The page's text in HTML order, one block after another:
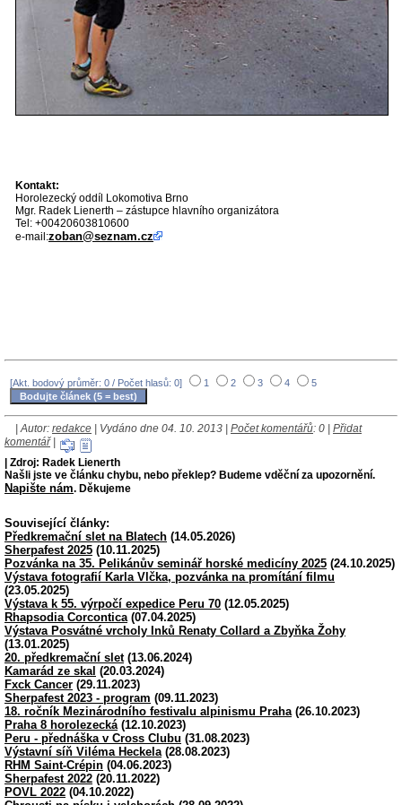
Kontakt:
Horolezecký oddíl Lokomotiva Brno
Mgr. Radek Lienerth – zástupce hlavního organizátora
Tel: +00420603810600
e-mail:zoban@seznam.cz
[Akt. bodový průměr: 0 / Počet hlasů: 0] 1 2 3 4 5
| Autor: redakce | Vydáno dne 04. 10. 2013 | Počet komentářů: 0 | Přidat
komentář|
| Zdroj: Radek Lienerth
Našli jste ve článku chybu, nebo překlep? Budeme vděční za upozornění.
Napište nám. Děkujeme
Související články:
Předkremační slet na Blatech (14.05.2026)
Sherpafest 2025 (10.11.2025)
Pozvánka na 35. Pelikánův seminář horské medicíny 2025 (24.10.2025)
Výstava fotografií Karla Vlčka, pozvánka na promítání filmu
(23.05.2025)
Výstava k 55. výrpočí expedice Peru 70 (12.05.2025)
Rhapsodia Corcontica (07.04.2025)
Výstava Posvátné vrcholy Inků Renaty Collard a Zbyňka Žohy
(13.01.2025)
20. předkremační slet(13.06.2024)
Kamarád ze skal (20.03.2024)
Fxck Cancer (29.11.2023)
Sherpafest 2023 - program (09.11.2023)
18. ročník Mezinárodního festivalu alpinismu Praha (26.10.2023)
Praha 8 horolezecká (12.10.2023)
Peru - přednáška v Cross Clubu (31.08.2023)
Výstavní síň Viléma Heckela (28.08.2023)
RHM Saint-Crépin (04.06.2023)
Sherpafest 2022 (20.11.2022)
POVL 2022 (04.10.2022)